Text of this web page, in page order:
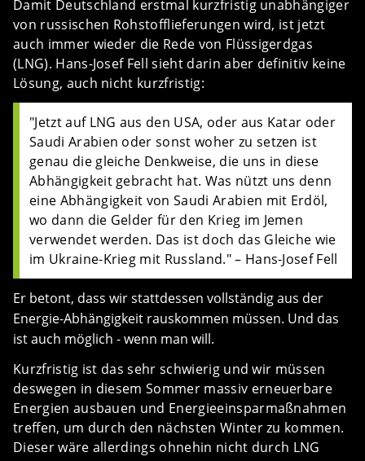
Damit Deutschland erstmal kurzfristig unabhängiger
von russischen Rohstofflieferungen wird, ist jetzt
auch immer wieder die Rede von Flüssigerdgas
(LNG). Hans-Josef Fell sieht darin aber definitiv keine
Lösung, auch nicht kurzfristig:
"Jetzt auf LNG aus den USA, oder aus Katar oder
Saudi Arabien oder sonst woher zu setzen ist
genau die gleiche Denkweise, die uns in diese
Abhängigkeit gebracht hat. Was nützt uns denn
eine Abhängigkeit von Saudi Arabien mit Erdöl,
wo dann die Gelder für den Krieg im Jemen
verwendet werden. Das ist doch das Gleiche wie
im Ukraine-Krieg mit Russland." – Hans-Josef Fell
Er betont, dass wir stattdessen vollständig aus der
Energie-Abhängigkeit rauskommen müssen. Und das
ist auch möglich - wenn man will.
Kurzfristig ist das sehr schwierig und wir müssen
deswegen in diesem Sommer massiv erneuerbare
Energien ausbauen und Energieeinsparmaßnahmen
treffen, um durch den nächsten Winter zu kommen.
Dieser wäre allerdings ohnehin nicht durch LNG